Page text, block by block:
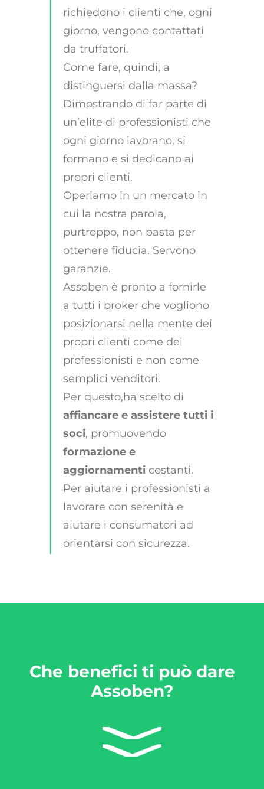
richiedono i clienti che, ogni
giorno, vengono contattati
da truffatori.
Come fare, quindi, a
distinguersi dalla massa?
Dimostrando di far parte di
un’elite di professionisti che
ogni giorno lavorano, si
formano e si dedicano ai
propri clienti.
Operiamo in un mercato in
cui la nostra parola,
purtroppo, non basta per
ottenere fiducia. Servono
garanzie.
Assoben è pronto a fornirle
a tutti i broker che vogliono
posizionarsi nella mente dei
propri clienti come dei
professionisti e non come
semplici venditori.
Per questo,ha scelto di
affiancare e assistere tutti i
soci, promuovendo
formazione e
aggiornamenti costanti.
Per aiutare i professionisti a
lavorare con serenità e
aiutare i consumatori ad
orientarsi con sicurezza.
Che benefici ti può dare
Assoben?